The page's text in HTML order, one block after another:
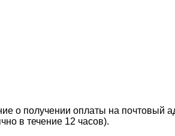
о получении оплаты на почтовый
в течение 12 часов).